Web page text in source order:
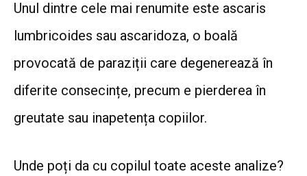
Unul dintre cele mai renumite este ascaris
lumbricoides sau ascaridoza, o boală
provocată de paraziții care degenerează în
diferite consecințe, precum e pierderea în
greutate sau inapetența copiilor.
Unde poți da cu copilul toate aceste analize?